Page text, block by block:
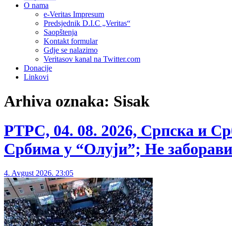
O nama
e-Veritas Impresum
Predsjednik D.I.C „Veritas“
Saopštenja
Kontakt formular
Gdje se nalazimo
Veritasov kanal na Twitter.com
Donacije
Linkovi
Arhiva oznaka: Sisak
РТРС, 04. 08. 2026, Српска и
Србима у “Олуји”; Не
4. Avgust 2026. 23:05